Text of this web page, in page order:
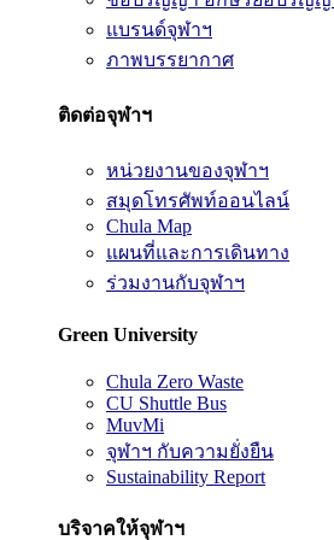
แบรนด์จุฬาฯ
ภาพบรรยากาศ
ติดต่อจุฬาฯ
หน่วยงานของจุฬาฯ
สมุดโทรศัพท์ออนไลน์
Chula Map
แผนที่และการเดินทาง
ร่วมงานกับจุฬาฯ
Green University
Chula Zero Waste
CU Shuttle Bus
MuvMi
จุฬาฯ กับความยั่งยืน
Sustainability Report
บริจาคให้จุฬาฯ